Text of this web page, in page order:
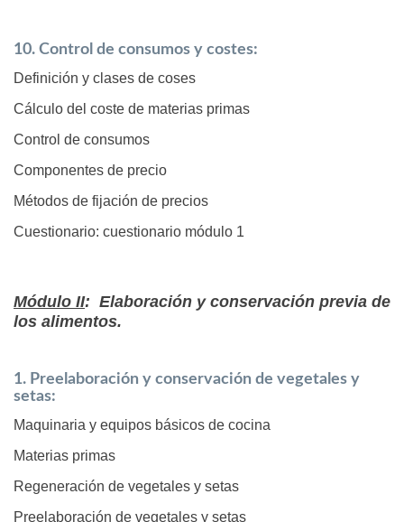
10. Control de consumos y costes:
Definición y clases de coses
Cálculo del coste de materias primas
Control de consumos
Componentes de precio
Métodos de fijación de precios
Cuestionario: cuestionario módulo 1
Módulo II: Elaboración y conservación previa de
los alimentos.
1. Preelaboración y conservación de vegetales y
setas:
Maquinaria y equipos básicos de cocina
Materias primas
Regeneración de vegetales y setas
Preelaboración de vegetales y setas